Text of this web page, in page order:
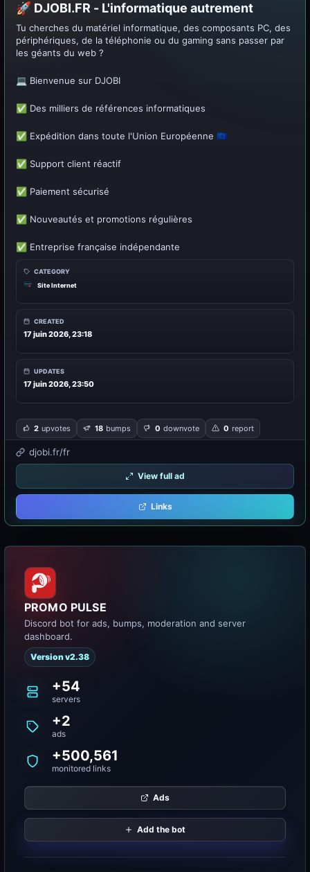
🚀 DJOBI.FR - L'informatique autrement
Tu cherches du matériel informatique, des composants PC, des
périphériques, de la téléphonie ou du gaming sans passer par
les géants du web ?
💻 Bienvenue sur DJOBI
✅ Des milliers de références informatiques
✅ Expédition dans toute l'Union Européenne 🇪🇺
✅ Support client réactif
✅ Paiement sécurisé
✅ Nouveautés et promotions régulières
✅ Entreprise française indépendante
CATEGORY
Site Internet
CREATED
17 juin 2026, 23:18
UPDATES
17 juin 2026, 23:50
2 upvotes 18 bumps 0 downvote 0 report
djobi.fr/fr
View full ad
Links
PROMO PULSE
Discord bot for ads, bumps, moderation and server
dashboard.
Version v2.38
+54
servers
+2
ads
+500,561
monitored links
Ads
Add the bot